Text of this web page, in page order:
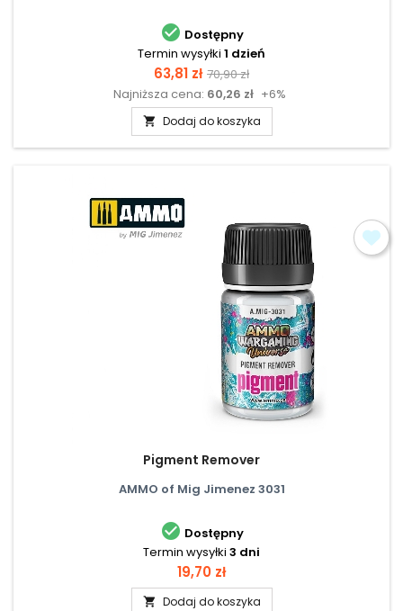
 Dostępny
Termin wysyłki 1 dzień
Cena
63,81 zł Cena
podstawowa
70,90 zł
Najniższa cena: 60,26 zł +6%
 Dodaj do koszyka
Pigment Remover
AMMO of Mig Jimenez 3031
 Dostępny
Termin wysyłki 3 dni
Cena
19,70 zł
 Dodaj do koszyka